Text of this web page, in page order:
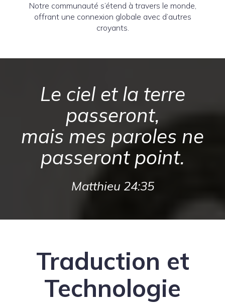
Notre communauté s’étend à travers le monde,
offrant une connexion globale avec d’autres
croyants.
Le ciel et la terre
passeront,
mais mes paroles ne
passeront point.
Matthieu 24:35
Traduction et
Technologie